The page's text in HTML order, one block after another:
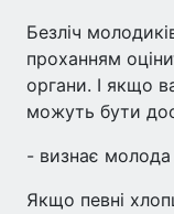
Безліч
проханням
органи. І якщо
можуть бути
- визнає молода
Якщо певні